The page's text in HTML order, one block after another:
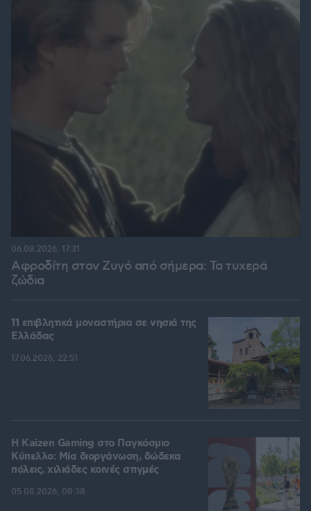
Αφροδίτη στον Ζυγό από σήμερα: Τα τυχερά
ζώδια
06.08.2026, 17:31
11 επιβλητικά μοναστήρια σε νησιά της
Ελλάδας
17.06.2026, 22:51
H Kaizen Gaming στο Παγκόσμιο
Kύπελλο: Μία διοργάνωση, δώδεκα
πόλεις, χιλιάδες κοινές στιγμές
05.08.2026, 08:38